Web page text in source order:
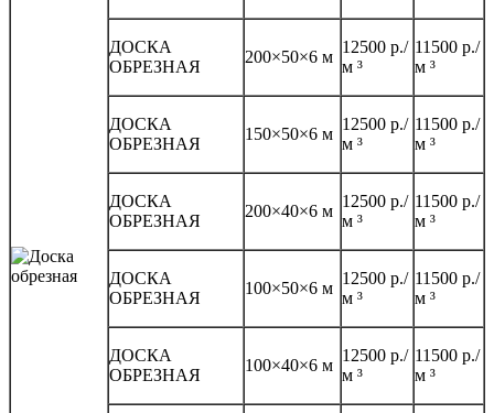
ДОСКА
ОБРЕЗНАЯ
200×50×6 м
12500 р./
м ³
11500 р./
м ³
ДОСКА
ОБРЕЗНАЯ
150×50×6 м
12500 р./
м ³
11500 р./
м ³
ДОСКА
ОБРЕЗНАЯ
200×40×6 м
12500 р./
м ³
11500 р./
м ³
ДОСКА
ОБРЕЗНАЯ
100×50×6 м
12500 р./
м ³
11500 р./
м ³
ДОСКА
ОБРЕЗНАЯ
100×40×6 м
12500 р./
м ³
11500 р./
м ³